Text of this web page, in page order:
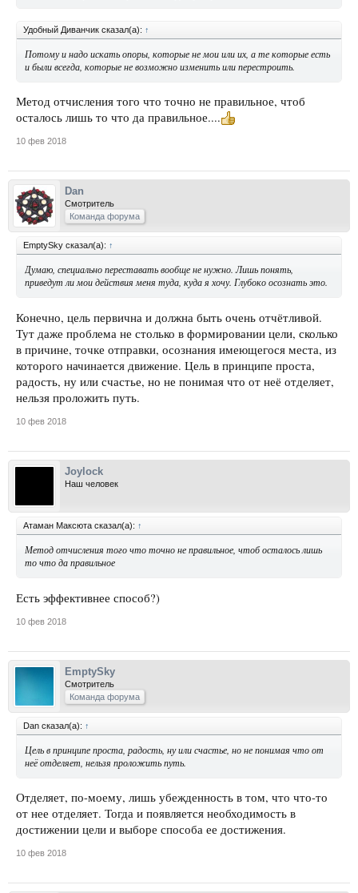
Удобный Диванчик сказал(а): ↑
Потому и надо искать опоры, которые не мои или их, а те которые есть
и были всегда, которые не возможно изменить или перестроить.
Метод отчисления того что точно не правильное, чтоб
осталось лишь то что да правильное....
10 фев 2018
Dan
Смотритель
Команда форума
EmptySky сказал(а): ↑
Думаю, специально переставать вообще не нужно. Лишь понять,
приведут ли мои действия меня туда, куда я хочу. Глубоко осознать это.
Конечно, цель первична и должна быть очень отчётливой.
Тут даже проблема не столько в формировании цели, сколько
в причине, точке отправки, осознания имеющегося места, из
которого начинается движение. Цель в принципе проста,
радость, ну или счастье, но не понимая что от неё отделяет,
нельзя проложить путь.
10 фев 2018
Joylock
Наш человек
Атаман Максюта сказал(а): ↑
Метод отчисления того что точно не правильное, чтоб осталось лишь
то что да правильное
Есть эффективнее способ?)
10 фев 2018
EmptySky
Смотритель
Команда форума
Dan сказал(а): ↑
Цель в принципе проста, радость, ну или счастье, но не понимая что от
неё отделяет, нельзя проложить путь.
Отделяет, по-моему, лишь убежденность в том, что что-то
от нее отделяет. Тогда и появляется необходимость в
достижении цели и выборе способа ее достижения.
10 фев 2018